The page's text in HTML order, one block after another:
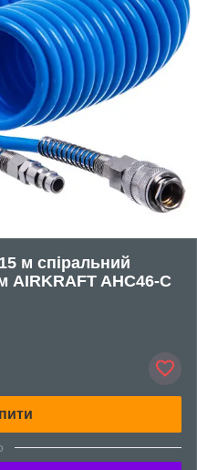
м спіральний
AIRKRAFT AHC46-C